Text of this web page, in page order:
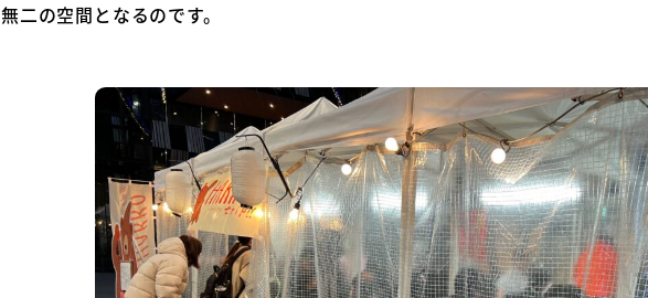
無二の空間となるのです。